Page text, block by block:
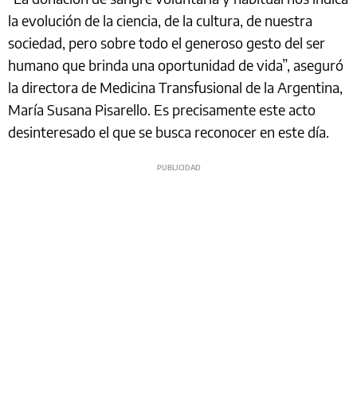
la evolución de la ciencia, de la cultura, de nuestra
sociedad, pero sobre todo el generoso gesto del ser
humano que brinda una oportunidad de vida”, aseguró
la directora de Medicina Transfusional de la Argentina,
María Susana Pisarello. Es precisamente este acto
desinteresado el que se busca reconocer en este día.